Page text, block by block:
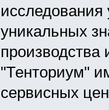
уникальных
производства
"Тенториум"
сервисных